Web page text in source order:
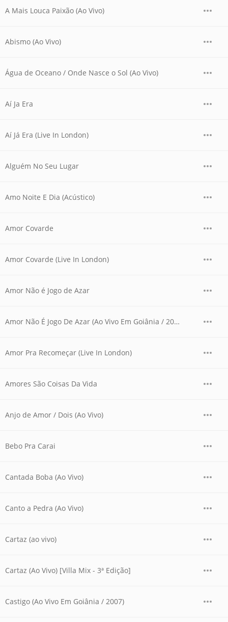
A Mais Louca Paixão (Ao Vivo)
Abismo (Ao Vivo)
Água de Oceano / Onde Nasce o Sol (Ao Vivo)
Aí Ja Era
Aí Já Era (Live In London)
Alguém No Seu Lugar
Amo Noite E Dia (Acústico)
Amor Covarde
Amor Covarde (Live In London)
Amor Não é Jogo de Azar
Amor Não É Jogo De Azar (Ao Vivo Em Goiânia / 2007)
Amor Pra Recomeçar (Live In London)
Amores São Coisas Da Vida
Anjo de Amor / Dois (Ao Vivo)
Bebo Pra Carai
Cantada Boba (Ao Vivo)
Canto a Pedra (Ao Vivo)
Cartaz (ao vivo)
Cartaz (Ao Vivo) [Villa Mix - 3ª Edição]
Castigo (Ao Vivo Em Goiânia / 2007)